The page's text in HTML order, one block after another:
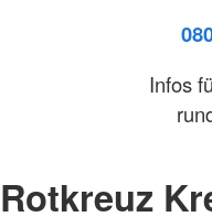
Infos
Rotkreuz